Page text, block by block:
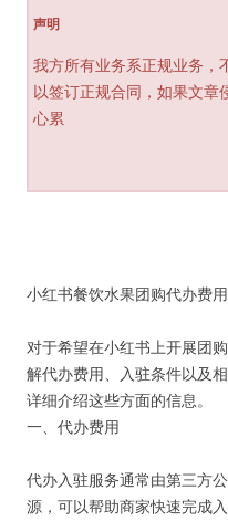
声明
我方所有业务系正规业务
以签订正规合同，如果文章
心累
小红书餐饮水果团购代办费
对于希望在小红书上开展团
解代办费用、入驻条件以及
详细介绍这些方面的信息。
一、代办费用
代办入驻服务通常由第三方
源，可以帮助商家快速完成